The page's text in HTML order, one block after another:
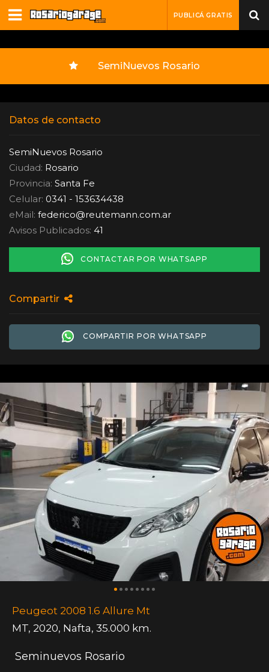
PUBLICÁ GRATIS
SemiNuevos Rosario
Datos de contacto
SemiNuevos Rosario
Ciudad: Rosario
Provincia: Santa Fe
Celular: 0341 - 153634438
eMail: federico@reutemann.com.ar
Avisos Publicados: 41
CONTACTAR POR WHATSAPP
Compartir
COMPARTIR POR WHATSAPP
Peugeot 2008 1.6 Allure Mt
MT, 2020, Nafta, 35.000 km.
Seminuevos Rosario